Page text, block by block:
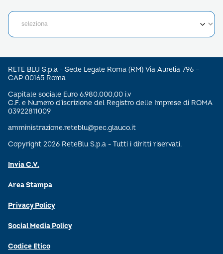
RETE BLU S.p.a - Sede Legale Roma (RM) Via Aurelia 796 –
CAP 00165 Roma
Capitale sociale Euro 6.980.000,00 i.v
C.F. e Numero d’iscrizione del Registro delle Imprese di ROMA
03922811009
amministrazione.reteblu@pec.glauco.it
Copyright 2026 ReteBlu S.p.a - Tutti i diritti riservati.
Invia C.V.
Area Stampa
Privacy Policy
Social Media Policy
Codice Etico